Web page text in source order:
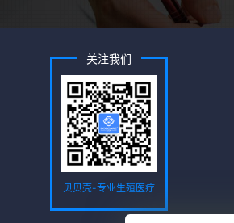
关注我们
贝贝壳-专业生殖医疗
服务